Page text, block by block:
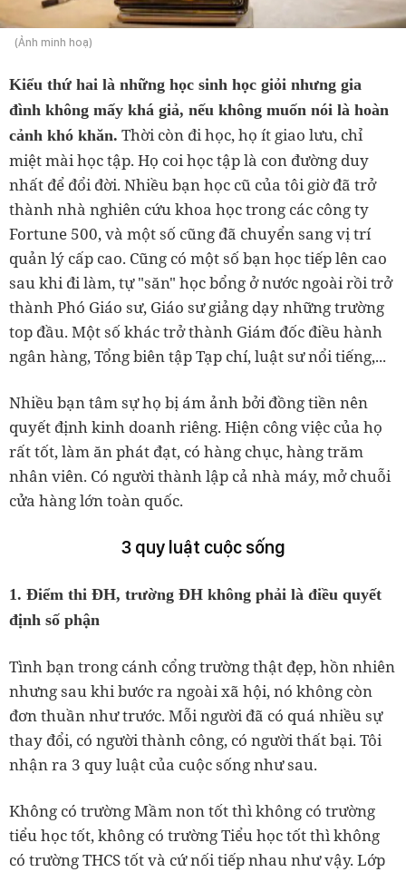
(Ảnh minh hoạ)
Kiểu thứ hai là những học sinh học giỏi nhưng gia
đình không mấy khá giả, nếu không muốn nói là hoàn
cảnh khó khăn. Thời còn đi học, họ ít giao lưu, chỉ
miệt mài học tập. Họ coi học tập là con đường duy
nhất để đổi đời. Nhiều bạn học cũ của tôi giờ đã trở
thành nhà nghiên cứu khoa học trong các công ty
Fortune 500, và một số cũng đã chuyển sang vị trí
quản lý cấp cao. Cũng có một số bạn học tiếp lên cao
sau khi đi làm, tự "săn" học bổng ở nước ngoài rồi trở
thành Phó Giáo sư, Giáo sư giảng dạy những trường
top đầu. Một số khác trở thành Giám đốc điều hành
ngân hàng, Tổng biên tập Tạp chí, luật sư nổi tiếng,...
Nhiều bạn tâm sự họ bị ám ảnh bởi đồng tiền nên
quyết định kinh doanh riêng. Hiện công việc của họ
rất tốt, làm ăn phát đạt, có hàng chục, hàng trăm
nhân viên. Có người thành lập cả nhà máy, mở chuỗi
cửa hàng lớn toàn quốc.
3 quy luật cuộc sống
1. Điểm thi ĐH, trường ĐH không phải là điều quyết
định số phận
Tình bạn trong cánh cổng trường thật đẹp, hồn nhiên
nhưng sau khi bước ra ngoài xã hội, nó không còn
đơn thuần như trước. Mỗi người đã có quá nhiều sự
thay đổi, có người thành công, có người thất bại. Tôi
nhận ra 3 quy luật của cuộc sống như sau.
Không có trường Mầm non tốt thì không có trường
tiểu học tốt, không có trường Tiểu học tốt thì không
có trường THCS tốt và cứ nối tiếp nhau như vậy. Lớp